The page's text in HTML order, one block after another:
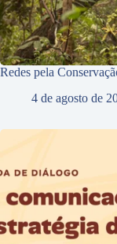
Redes pela
4 de agosto de